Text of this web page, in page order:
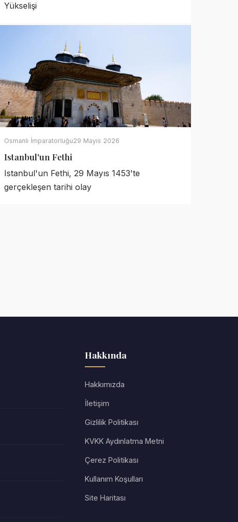
Yükselişi
Osmanlı İmparatorluğu29 Mayıs 2026
Istanbul'un Fethi
Istanbul'un Fethi, 29 Mayıs 1453'te
gerçekleşen tarihi olay
Hakkında
Hakkımızda
İletişim
Gizlilik Politikası
KVKK Aydınlatma Metni
Çerez Politikası
Kullanım Koşulları
Site Haritası